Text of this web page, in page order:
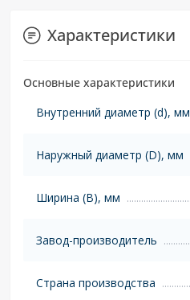
Характеристики
Основные характеристики
Внутренний диаметр (d), мм
Наружный диаметр (D), мм
Ширина (B), мм
Завод-производитель
Страна производства